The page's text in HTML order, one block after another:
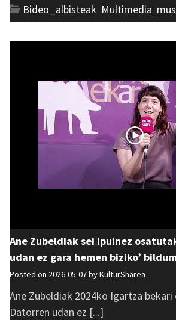
Bideo_albisteak Multimedia
Ane Zubeldiak sei ipuinez
udan ez gara hemen biziko’
Posted on 2026-05-07 byKulturSharea
Ane Zubeldiak 2024ko Igartza bekari
Datorren udan ez [...]